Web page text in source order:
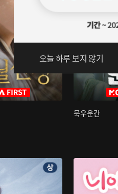
묵우운간
오늘 하루 보지 않기